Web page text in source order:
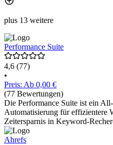
plus 13 weitere
Performance Suite
4,6 (77)
•
Preis: Ab 0,00 €
(77 Bewertungen)
Die Performance Suite ist ein
Automatisierung für effizientere
Zeitersparnis in Keyword-
Ahrefs